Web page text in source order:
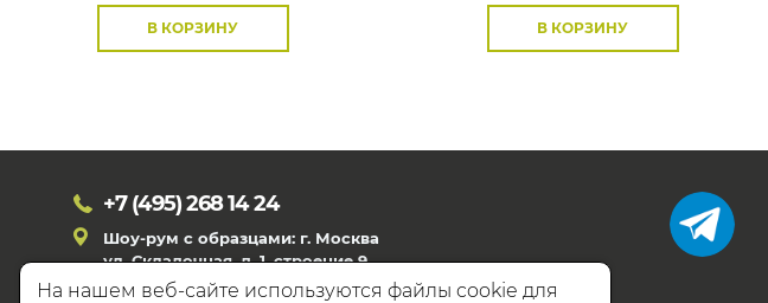
В КОРЗИНУ В КОРЗИНУ
+7 (495)268 14 24
Шоу-рум с образцами: г. Москва
ул. Складочная, д. 1, строение 9
На нашем веб-сайте используются файлы cookie для